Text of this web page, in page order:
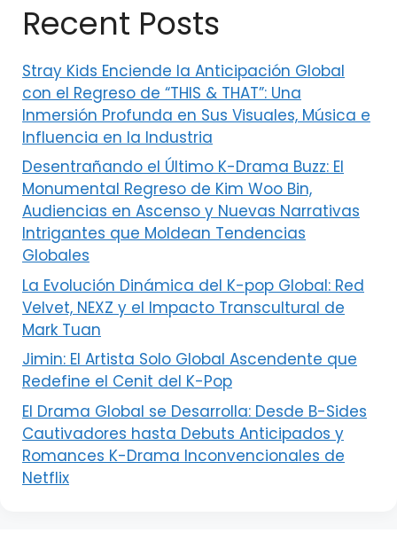
Recent Posts
Stray Kids Enciende la Anticipación Global
con el Regreso de “THIS & THAT”: Una
Inmersión Profunda en Sus Visuales, Música e
Influencia en la Industria
Desentrañando el Último K-Drama Buzz: El
Monumental Regreso de Kim Woo Bin,
Audiencias en Ascenso y Nuevas Narrativas
Intrigantes que Moldean Tendencias
Globales
La Evolución Dinámica del K-pop Global: Red
Velvet, NEXZ y el Impacto Transcultural de
Mark Tuan
Jimin: El Artista Solo Global Ascendente que
Redefine el Cenit del K-Pop
El Drama Global se Desarrolla: Desde B-Sides
Cautivadores hasta Debuts Anticipados y
Romances K-Drama Inconvencionales de
Netflix